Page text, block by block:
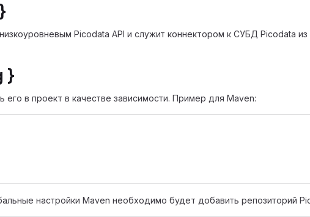
Picodata API и служит коннектором к СУБД Picodata
}
в проект в качестве зависимости. Пример для Maven:
настройки Maven необходимо будет добавить репозиторий